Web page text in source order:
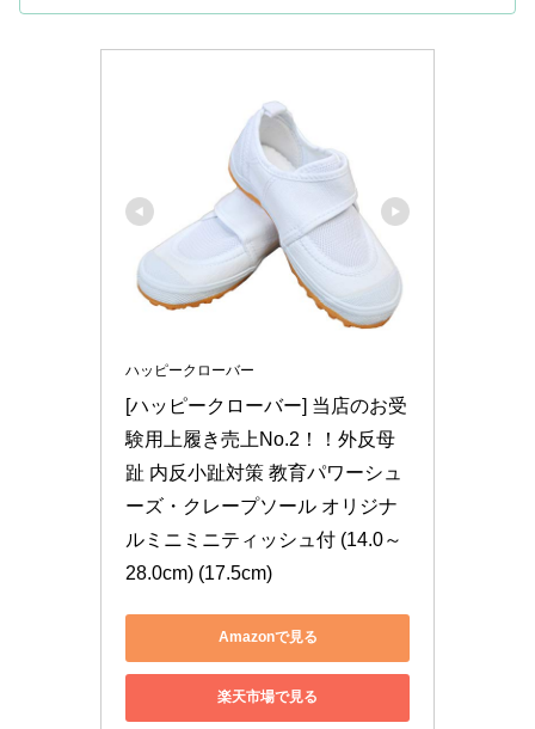
ハッピークローバー
[ハッピークローバー] 当店のお受
験用上履き売上No.2！！外反母
趾 内反小趾対策 教育パワーシュ
ーズ・クレープソール オリジナ
ルミニミニティッシュ付 (14.0～
28.0cm) (17.5cm)
Amazonで見る
楽天市場で見る